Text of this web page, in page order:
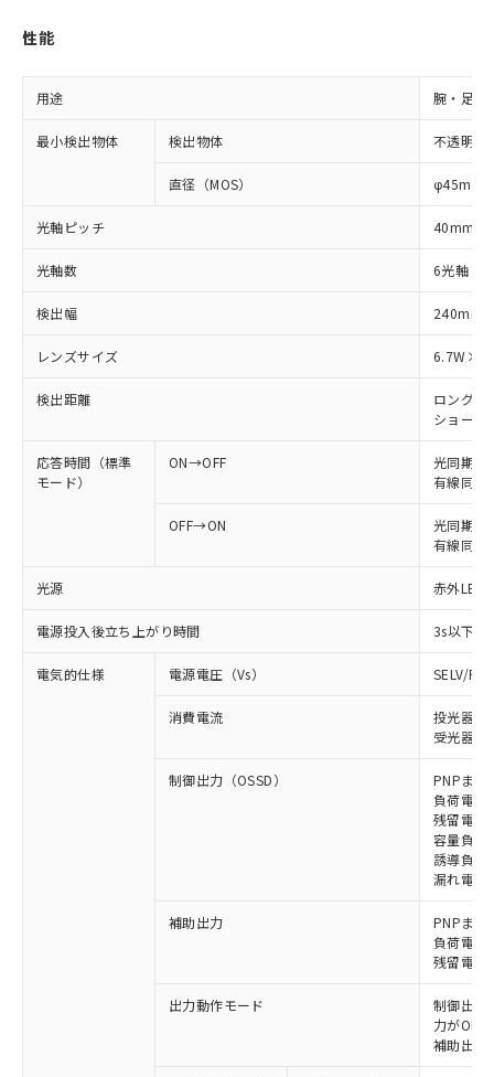
性能
用途 腕・足検
最小検出物体 検出物体 不透明体
直径（MOS） φ45mm
光軸ピッチ 40mm
光軸数 6光軸
検出幅 240mm
レンズサイズ
検出距離
ロング
ショート
応答時間（標準
モード）
ON→OFF
光同期:
有線同期
OFF→ON
光同期:
有線同期
光源 赤外LED
電源投入後立ち上がり時間 3s以下
電気的仕様 電源電圧（Vs） SELV/
消費電流
投光器:
受光器:
制御出力（OSSD）
PNPまた
負荷電流
残留電圧
容量負荷
誘導負荷
漏れ電流
補助出力
PNPまた
負荷電流
残留電圧
出力動作モード
制御出力
力がON)
補助出力